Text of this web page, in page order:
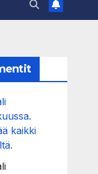
kaikki